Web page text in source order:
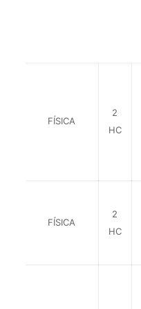
FÍSICA
2
HC
FÍSICA
2
HC